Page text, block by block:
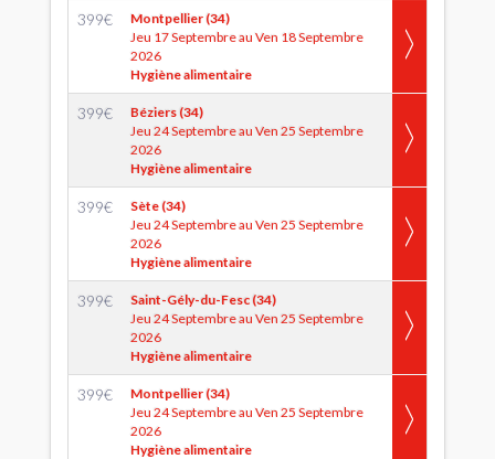
399€
Montpellier (34)
Jeu 17 Septembre au Ven 18 Septembre
2026
Hygiène alimentaire
399€
Béziers (34)
Jeu 24 Septembre au Ven 25 Septembre
2026
Hygiène alimentaire
399€
Sète (34)
Jeu 24 Septembre au Ven 25 Septembre
2026
Hygiène alimentaire
399€
Saint-Gély-du-Fesc (34)
Jeu 24 Septembre au Ven 25 Septembre
2026
Hygiène alimentaire
399€
Montpellier (34)
Jeu 24 Septembre au Ven 25 Septembre
2026
Hygiène alimentaire